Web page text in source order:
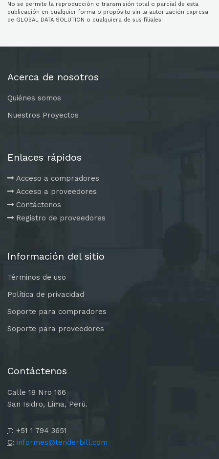
No se permite la reproducción o transmisión total o parcial de esta
publicación en cualquier forma o propósito sin la autorización expresa
de GLOBAL DATA SOLUTION o cualquiera de sus filiales.
Acerca de nosotros
Quiénes somos
Nuestros Proyectos
Enlaces rápidos
Acceso a compradores
Acceso a proveedores
Contáctenos
Registro de proveedores
Información del sitio
Términos de uso
Política de privacidad
Soporte para compradores
Soporte para proveedores
Contáctenos
Calle 18 Nro 166
San Isidro, Lima, Perú.
T: +51 1 794 3651
C: informes@tenderbill.com